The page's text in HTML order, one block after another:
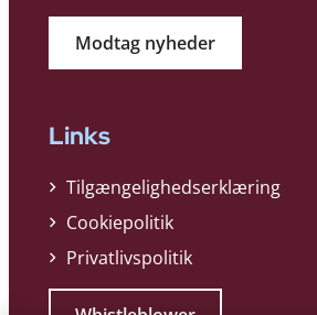
Modtag nyheder
Links
Tilgængelighedserklæring
Cookiepolitik
Privatlivspolitik